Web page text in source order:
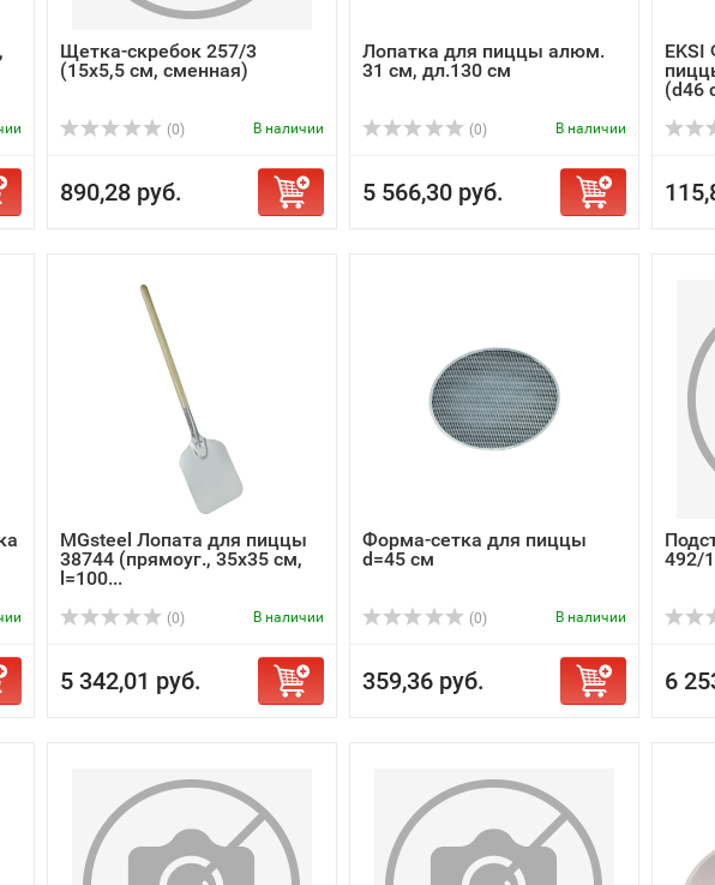
Щетка-скребок 257/3
(15х5,5 см, сменная)
(0) В наличии
890,28 руб.
Лопатка для пиццы алюм.
31 см, дл.130 см
(0) В наличии
5 566,30 руб.
EKSI
(d46
MGsteel Лопата для пиццы
38744 (прямоуг., 35х35 см,
l=100...
(0) В наличии
5 342,01 руб.
Форма-сетка для пиццы
d=45 см
(0) В наличии
359,36 руб.
492/
6